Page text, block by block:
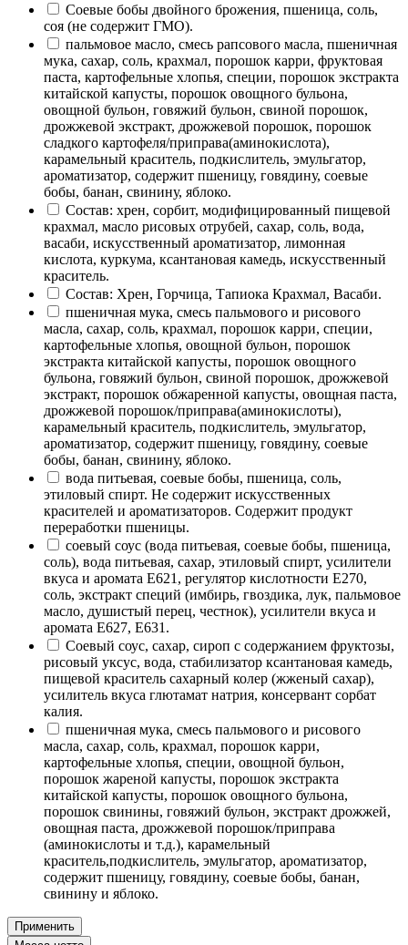
Соевые бобы двойного брожения, пшеница, соль,
соя (не содержит ГМО).
пальмовое масло, смесь рапсового масла, пшеничная
мука, сахар, соль, крахмал, порошок карри, фруктовая
паста, картофельные хлопья, специи, порошок экстракта
китайской капусты, порошок овощного бульона,
овощной бульон, говяжий бульон, свиной порошок,
дрожжевой экстракт, дрожжевой порошок, порошок
сладкого картофеля/приправа(аминокислота),
карамельный краситель, подкислитель, эмульгатор,
ароматизатор, содержит пшеницу, говядину, соевые
бобы, банан, свинину, яблоко.
Состав: хрен, сорбит, модифицированный пищевой
крахмал, масло рисовых отрубей, сахар, соль, вода,
васаби, искусственный ароматизатор, лимонная
кислота, куркума, ксантановая камедь, искусственный
краситель.
Состав: Хрен, Горчица, Тапиока Крахмал, Васаби.
пшеничная мука, смесь пальмового и рисового
масла, сахар, соль, крахмал, порошок карри, специи,
картофельные хлопья, овощной бульон, порошок
экстракта китайской капусты, порошок овощного
бульона, говяжий бульон, свиной порошок, дрожжевой
экстракт, порошок обжаренной капусты, овощная паста,
дрожжевой порошок/приправа(аминокислоты),
карамельный краситель, подкислитель, эмульгатор,
ароматизатор, содержит пшеницу, говядину, соевые
бобы, банан, свинину, яблоко.
вода питьевая, соевые бобы, пшеница, соль,
этиловый спирт. Не содержит искусственных
красителей и ароматизаторов. Содержит продукт
переработки пшеницы.
соевый соус (вода питьевая, соевые бобы, пшеница,
соль), вода питьевая, сахар, этиловый спирт, усилители
вкуса и аромата Е621, регулятор кислотности Е270,
соль, экстракт специй (имбирь, гвоздика, лук, пальмовое
масло, душистый перец, честнок), усилители вкуса и
аромата Е627, Е631.
Соевый соус, сахар, сироп с содержанием фруктозы,
рисовый уксус, вода, стабилизатор ксантановая камедь,
пищевой краситель сахарный колер (жженый сахар),
усилитель вкуса глютамат натрия, консервант сорбат
калия.
пшеничная мука, смесь пальмового и рисового
масла, сахар, соль, крахмал, порошок карри,
картофельные хлопья, специи, овощной бульон,
порошок жареной капусты, порошок экстракта
китайской капусты, порошок овощного бульона,
порошок свинины, говяжий бульон, экстракт дрожжей,
овощная паста, дрожжевой порошок/приправа
(аминокислоты и т.д.), карамельный
краситель,подкислитель, эмульгатор, ароматизатор,
содержит пшеницу, говядину, соевые бобы, банан,
свинину и яблоко.
Применить